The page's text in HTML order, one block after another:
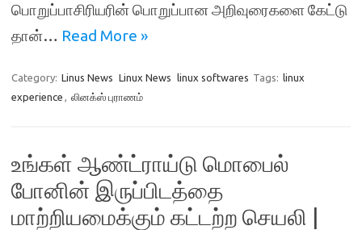
பொறுப்பாசிரியரின் பொறுப்பான அறிவுரைகளை கேட்டு
தான்… Read More »
Category: Linus News Linux News linux softwares Tags: linux
experience , லினக்ஸ் புராணம்
உங்கள் ஆண்ட்ராய்டு மொபைல்
போனின் இருப்பிடத்தை
மாற்றியமைக்கும் கட்டற்ற செயலி |